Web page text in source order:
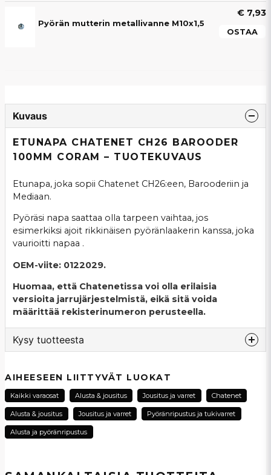
Pyörän mutterin metallivanne M10x1,5
€ 7,93
OSTAA
Kuvaus
ETUNAPA CHATENET CH26 BAROODER
100MM CORAM – TUOTEKUVAUS
Etunapa, joka sopii Chatenet CH26:een, Barooderiin ja
Mediaan.
Pyöräsi napa saattaa olla tarpeen vaihtaa, jos
esimerkiksi ajoit rikkinäisen pyöränlaakerin kanssa, joka
vaurioitti napaa .
OEM-viite: 0122029.
Huomaa, että Chatenetissa voi olla erilaisia
versioita jarrujärjestelmistä, eikä sitä voida
määrittää rekisterinumeron perusteella.
Kysy tuotteesta
Kysy meiltä tästä tuotteesta...
name
Nimi
AIHEESEEN LIITTYVÄT LUOKAT
Kaikki varaosat Alusta & jousitus Jousitus ja varret Chatenet
Alusta & jousitus Jousitus ja varret Pyöränripustus ja tukivarret
Alusta ja pyöränripustus